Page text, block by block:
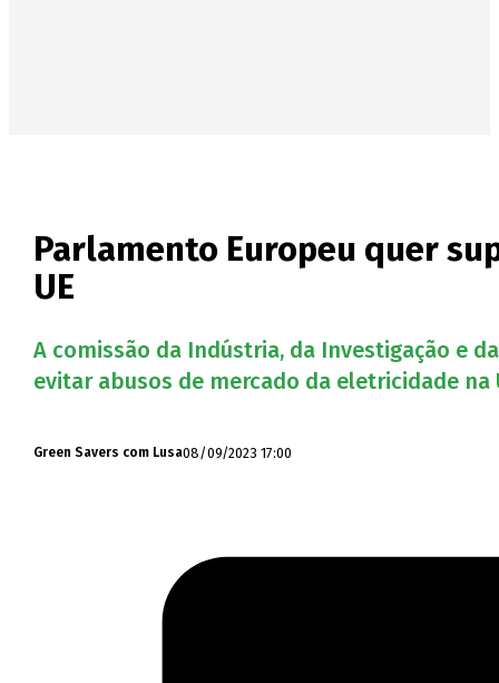
Parlamento Europeu quer
UE
A comissão da Indústria, da Investigação e
evitar abusos de mercado da eletricidade
Green Savers com Lusa08/09/2023 17:00